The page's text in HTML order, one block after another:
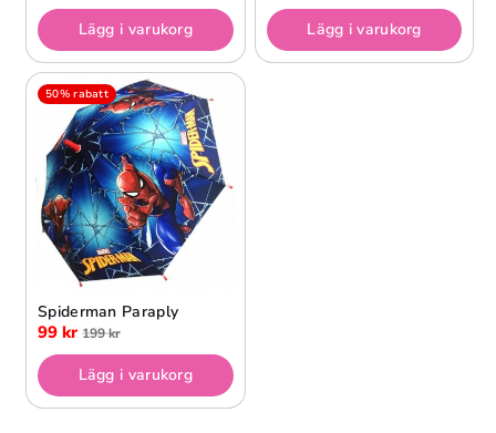
Lägg i varukorg Lägg i varukorg
50% rabatt
Spiderman Paraply
99 kr 199 kr
Lägg i varukorg